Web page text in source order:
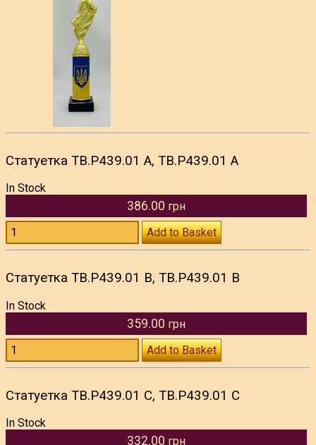
Статуетка TB.P439.01 A, TB.P439.01 A
In Stock
386.00 грн
Add to Basket
Статуетка TB.P439.01 B, TB.P439.01 B
In Stock
359.00 грн
Add to Basket
Статуетка TB.P439.01 C, TB.P439.01 C
In Stock
332.00 грн